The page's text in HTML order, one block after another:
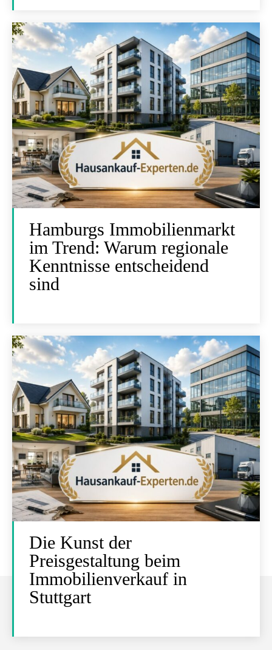
Hamburgs Immobilienmarkt
im Trend: Warum regionale
Kenntnisse entscheidend
sind
Die Kunst der
Preisgestaltung beim
Immobilienverkauf in
Stuttgart